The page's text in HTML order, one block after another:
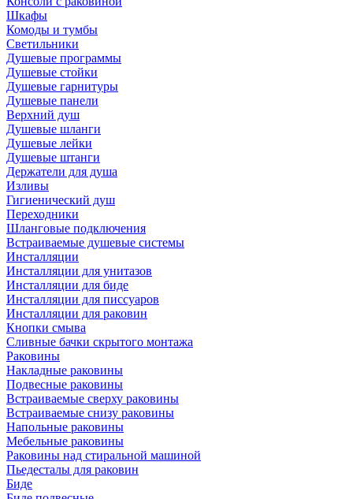
Шкафы
Комоды и тумбы
Светильники
Душевые программы
Душевые стойки
Душевые гарнитуры
Душевые панели
Верхний душ
Душевые шланги
Душевые лейки
Душевые штанги
Держатели для душа
Изливы
Гигиенический душ
Переходники
Шланговые подключения
Встраиваемые душевые системы
Инсталляции
Инсталляции для унитазов
Инсталляции для биде
Инсталляции для писсуаров
Инсталляции для раковин
Кнопки смыва
Сливные бачки скрытого монтажа
Раковины
Накладные раковины
Подвесные раковины
Встраиваемые сверху раковины
Встраиваемые снизу раковины
Напольные раковины
Мебельные раковины
Раковины над стиральной машиной
Пьедесталы для раковин
Биде